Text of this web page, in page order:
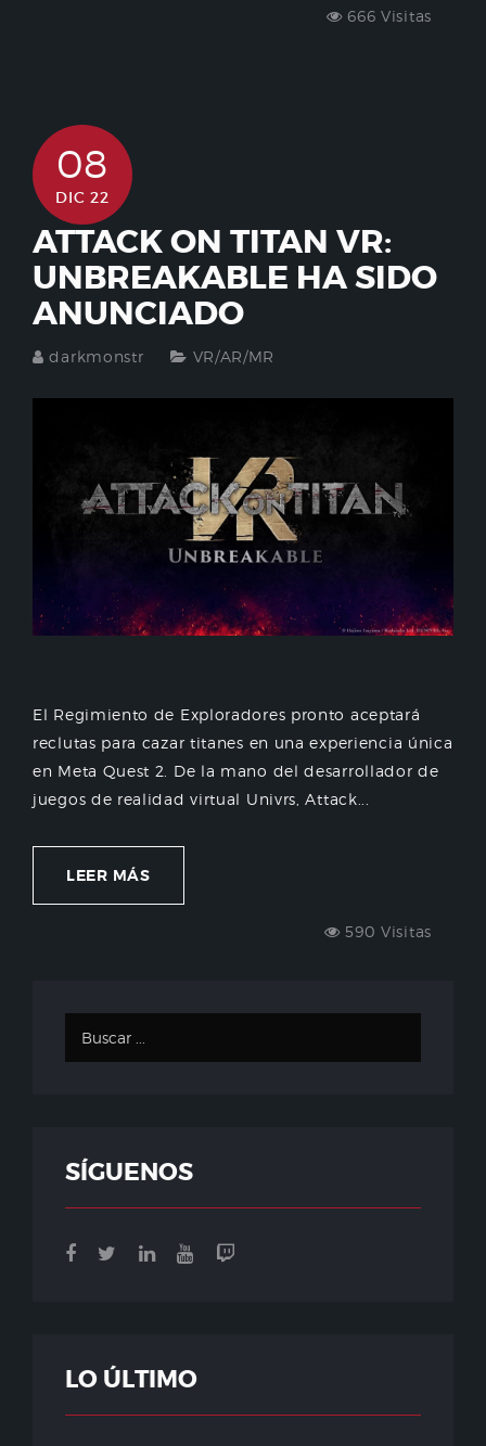
666 Visitas
08
DIC 22
ATTACK ON TITAN VR:
UNBREAKABLE HA SIDO
ANUNCIADO
darkmonstr VR/AR/MR
El Regimiento de Exploradores pronto aceptará
reclutas para cazar titanes en una experiencia única
en Meta Quest 2. De la mano del desarrollador de
juegos de realidad virtual Univrs, Attack...
LEER MÁS
590 Visitas
SÍGUENOS
LO ÚLTIMO